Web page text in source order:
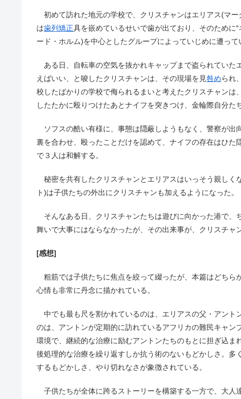
初めて訪れた地元の学校で、クリスチャンはエリアス(マ
は歯列矯正具を嵌めているせいで歯が出ており、そのために
ード・ホルム)を中心としたグループによっていじめに遭って
ある日、自転車の空気を抜かれキャップまで盗られていた
えばいい、と唆したクリスチャンは、その現場を見咎められ
校したばかりの学校で侮られるまいと考えたクリスチャンは
したたかに殴りつけたあとナイフを突きつけ、金輪際自分た
ソフスの酷い有様に、事態は隠蔽しようもなく、警察が出
裏を合わせ、殴ったことだけを認めて、ナイフの存在はひ
で３人は和解する。
秘密を共有したクリスチャンとエリアスはいっそう親しく
ト)は子供たちの外出にクリスチャンも加えるようになった。
そんなある日、クリスチャンたちは遊びに向かった港で、
舞いで大事にはならなかったが、その出来事が、クリスチ
[感想]
粗筋では子供たちに焦点を絞って綴ったが、本篇はどちら
心情も非常に丹念に描かれている。
中でも最も尺を割かれているのは、エリアスの父・アント
のは、アントンが定期的に訪れているアフリカの難民キャ
環境で、継続的な治療に励むアントンたちのもとに担ぎ込
後処理的な治療を繰り返すしか抗う術のないもどかしさ。
するもどかしさ、やり切れなさが象徴されている。
子供たちが全体に跨るストーリーを構築する一方で、大人